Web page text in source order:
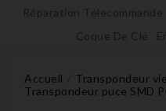
Réparation Télecommande
Coque De Clé
Accueil
Transpondeur
Transpondeur puce SMD